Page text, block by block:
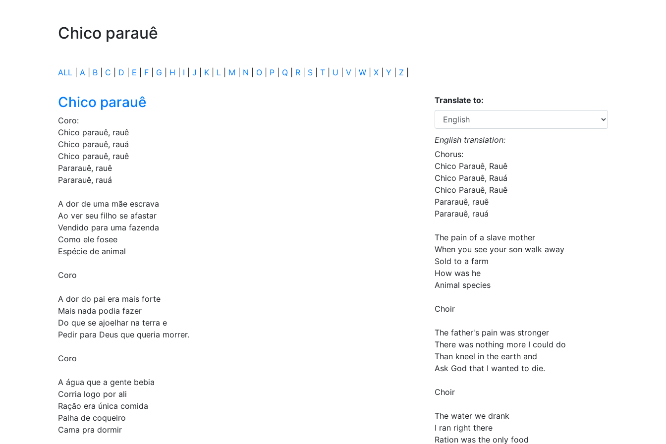
Chico parauê
ALL A B C D E F G H I J K L M N O P Q R S T U V W X Y Z
Chico parauê
Coro:
Chico parauê, rauê
Chico parauê, rauá
Chico parauê, rauê
Pararauê, rauê
Pararauê, rauá
A dor de uma mãe escrava
Ao ver seu filho se afastar
Vendido para uma fazenda
Como ele fosee
Espécie de animal
Coro
A dor do pai era mais forte
Mais nada podia fazer
Do que se ajoelhar na terra e
Pedir para Deus que queria morrer.
Coro
A água que a gente bebia
Corria logo por ali
Ração era única comida
Palha de coqueiro
Cama pra dormir
Translate to:
English translation:
Chorus:
Chico Parauê, Rauê
Chico Parauê, Rauá
Chico Parauê, Rauê
Pararauê, rauê
Pararauê, rauá
The pain of a slave mother
When you see your son walk away
Sold to a farm
How was he
Animal species
Choir
The father's pain was stronger
There was nothing more I could do
Than kneel in the earth and
Ask God that I wanted to die.
Choir
The water we drank
I ran right there
Ration was the only food